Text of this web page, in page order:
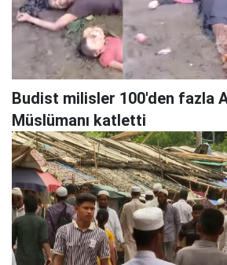
Budist milisler 100'den fazla
Müslümanı katletti